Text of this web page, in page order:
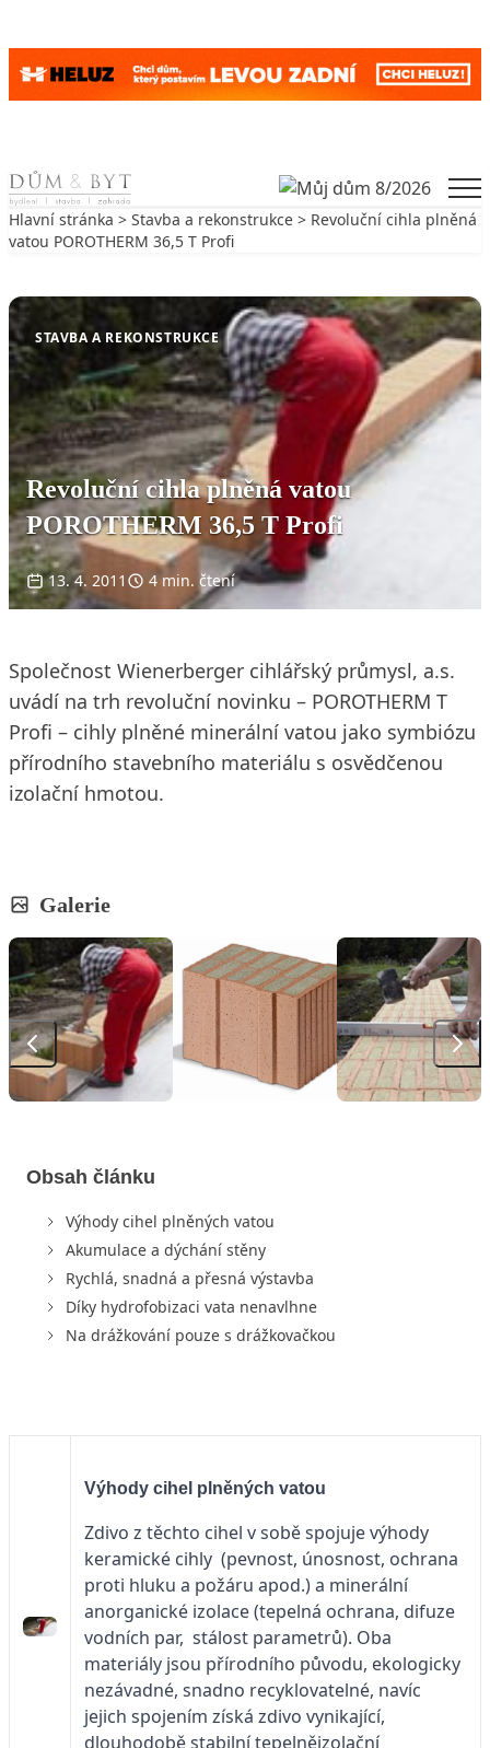
Skip to content
Hlavní stránka > Stavba a rekonstrukce > Revoluční cihla plněná
vatou POROTHERM 36,5 T Profi
STAVBA A REKONSTRUKCE
Revoluční cihla plněná vatou
POROTHERM 36,5 T Profi
13. 4. 2011 4 min. čtení
Společnost Wienerberger cihlářský průmysl, a.s.
uvádí na trh revoluční novinku – POROTHERM T
Profi – cihly plněné minerální vatou jako symbiózu
přírodního stavebního materiálu s osvědčenou
izolační hmotou.
Galerie
Obsah článku
Výhody cihel plněných vatou
Akumulace a dýchání stěny
Rychlá, snadná a přesná výstavba
Díky hydrofobizaci vata nenavlhne
Na drážkování pouze s drážkovačkou
Výhody cihel plněných vatou
Zdivo z těchto cihel v sobě spojuje výhody
keramické cihly (pevnost, únosnost, ochrana
proti hluku a požáru apod.) a minerální
anorganické izolace (tepelná ochrana, difuze
vodních par, stálost parametrů). Oba
materiály jsou přírodního původu, ekologicky
nezávadné, snadno recyklovatelné, navíc
jejich spojením získá zdivo vynikající,
dlouhodobě stabilní tepelněizolační